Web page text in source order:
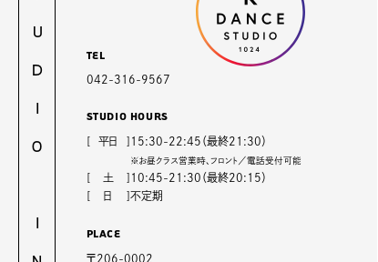
TEL
042-316-9567
STUDIO HOURS
平日 15:30-22:45（最終21:30）
※お昼クラス営業時、フロント／電話受付可能
土
10:45-21:30（最終20:15）
日 不定期
PLACE
〒206-0002